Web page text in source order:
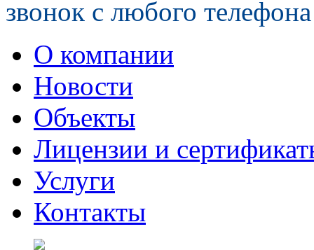
звонок с любого
О компании
Новости
Объекты
Лицензии и
Услуги
Контакты